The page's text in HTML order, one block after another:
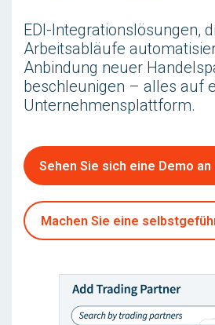
EDI-Integrationslösungen,
Arbeitsabläufe
Anbindung neuer
beschleunigen – alles auf
Unternehmensplattform.
Sehen Sie sich eine Demo an
Machen Sie eine